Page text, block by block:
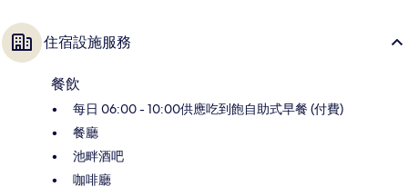
住宿設施服務
餐飲
每日 06:00 - 10:00供應吃到飽自助式早餐 (付費)
餐廳
池畔酒吧
咖啡廳